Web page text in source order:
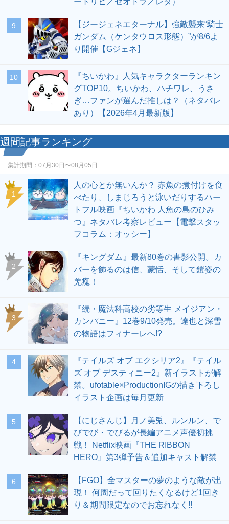
9
【ジージェネエターナル】強敵襲来“騎士
ガンダム（ケンタウロス形態）”が8/6よ
り開催【Gジェネ】
10
『ちいかわ』人気キャラクターランキン
グTOP10。ちいかわ、ハチワレ、うさ
ぎ…ファンが選んだ推しは？（ネタバレ
あり）【2026年4月最新版】
週間記事ランキング
集計期間： 07月30日〜08月05日
1
人の心とか無いんか？ 赤魚の煮付けを食
べたり、しまじろうと泳いだりするハー
トフル映画『ちいかわ 人魚の島のひみ
つ』ネタバレ考察レビュー【電撃スタッ
フコラム：オッシー】
2
『キングダム』最新80巻の書影公開。カ
バーを飾るのは信、蒙恬、そして鎧姿の
羌瘣！
3
『続・魔法科高校の劣等生 メイジアン・
カンパニー』12巻9/10発売。達也と深雪
の物語はフィナーレへ!?
4
『テイルズ オブ エクシリア2』『テイル
ズ オブ デスティニー2』新イラストが解
禁。ufotable×ProductionIGの描き下ろし
イラスト企画は毎月更新
5
【にじさんじ】月ノ美兎、ルンルン、で
びでび・でびるが長編アニメ声優初挑
戦！ Netflix映画『THE RIBBON
HERO』第3弾予告＆追加キャスト解禁
6
【FGO】全マスターの夢のような敵が出
現！ 何周だって回りたくなるけど1回き
り＆期間限定なのでお忘れなく!!